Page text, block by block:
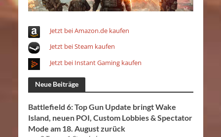
Jetzt bei Amazon.de kaufen
Jetzt bei Steam kaufen
Jetzt bei Instant Gaming kaufen
Neue Beiträge
Battlefield 6: Top Gun Update bringt Wake
Island, neuen POI, Custom Lobbies & Spectator
Mode am 18. August zurück